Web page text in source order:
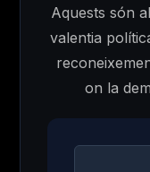
Aquests són
valentia
on la